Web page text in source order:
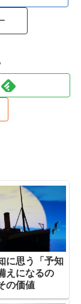
に思う「予知
えになるの
の価値